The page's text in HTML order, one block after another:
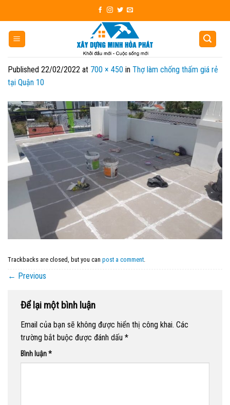
to
content
Published 22/02/2022 at 700 × 450 in Thợ làm chống thấm giá rẻ
tại Quận 10
Trackbacks are closed, but you can post a comment.
← Previous
Để lại một bình luận
Email của bạn sẽ không được hiển thị công khai. Các
trường bắt buộc được đánh dấu *
Bình luận*